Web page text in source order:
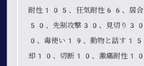
耐性105、狂気耐性66、居
50、先制攻撃30、見切り30
0、毒使い19、動物と話す
却10、切断10、激痛耐性10